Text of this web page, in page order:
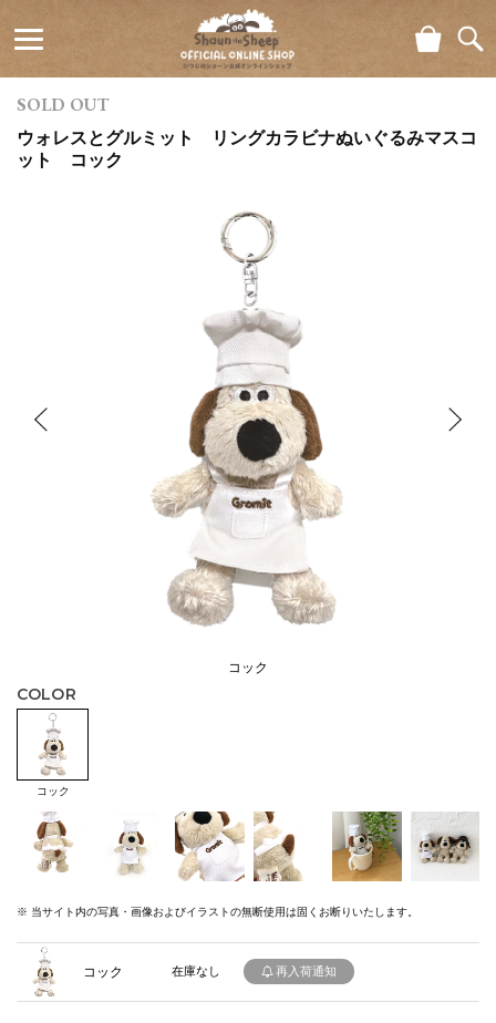
ひつじの
ョップ
Shaun
the Sheep
Official
Online
Shop
ト
SOLD OUT
ウォレスとグルミット リングカラビナぬいぐるみマスコ
ット コック
コック
COLOR
コック
※ 当サイト内の写真・画像およびイラストの無断使用は固くお断りいたします。
コック 在庫なし 再入荷通知